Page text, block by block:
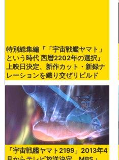
特別総集編『「宇宙戦艦ヤマト」
という時代 西暦2202年の選択』
上映日決定、新作カット・新録ナ
レーションを織り交ぜリビルド
「宇宙戦艦ヤマト2199」2013年4